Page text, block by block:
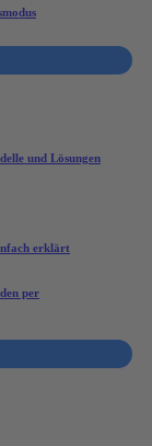
und Lösungen
erklärt
per